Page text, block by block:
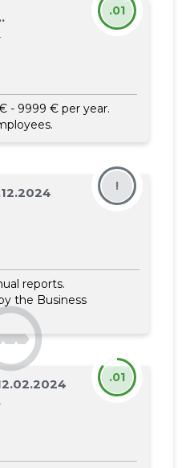
- 9999 € per year.
.01
reports.
the Business
!
.01